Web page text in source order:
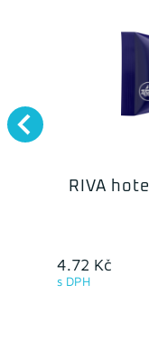
RIVA
4.72 Kč
s DPH